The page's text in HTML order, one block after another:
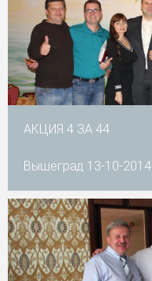
АКЦИЯ 4 ЗА 44
Вышеград 13-10-2014